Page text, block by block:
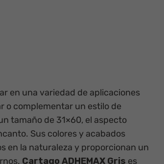
en una variedad de aplicaciones
o complementar un estilo de
tamaño de 31×60, el aspecto
Sus colores y acabados
en la naturaleza y proporcionan un
Cartago ADHEMAX Gris es